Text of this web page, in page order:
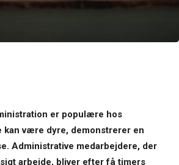
er populære hos
kan være dyre, demonstrerer en
Administrative medarbejdere, der
arbejde, bliver efter få timers